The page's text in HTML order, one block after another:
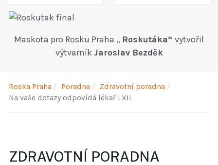
Maskota pro Rosku Praha „ Roskutáka“ vytvořil
výtvarník Jaroslav Bezděk
Roska Praha Poradna
Zdravotní poradna
Na vaše dotazy odpovídá lékař LXII
ZDRAVOTNÍ PORADNA